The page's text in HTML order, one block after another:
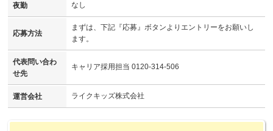
夜勤 なし
応募方法
まずは、下記『応募』ボタンよりエントリーをお願いし
ます。
代表問い合わ
せ先
キャリア採用担当 0120-314-506
運営会社 ライクキッズ株式会社